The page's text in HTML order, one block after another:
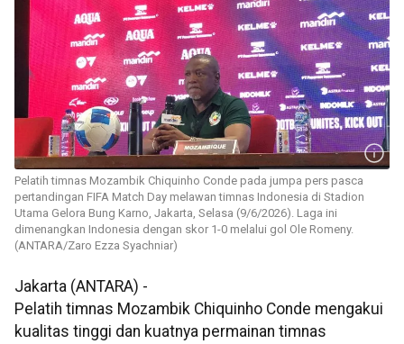
Pelatih timnas Mozambik Chiquinho Conde pada jumpa pers pasca
pertandingan FIFA Match Day melawan timnas Indonesia di Stadion
Utama Gelora Bung Karno, Jakarta, Selasa (9/6/2026). Laga ini
dimenangkan Indonesia dengan skor 1-0 melalui gol Ole Romeny.
(ANTARA/Zaro Ezza Syachniar)
Jakarta (ANTARA) -
Pelatih timnas Mozambik Chiquinho Conde mengakui
kualitas tinggi dan kuatnya permainan timnas